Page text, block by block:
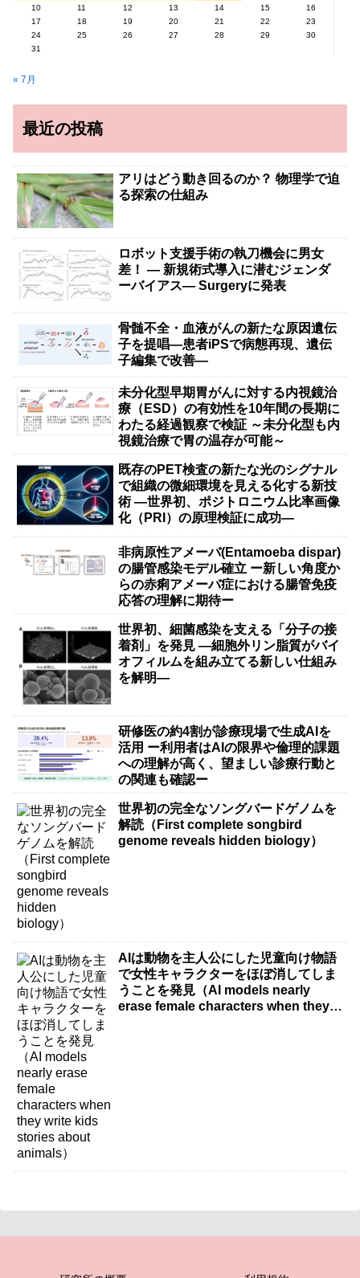
10
11 12 13 14 15
16
17
18 19 20 21 22
23
24
25 26 27 28 29
30
31
« 7月
最近の投稿
アリはどう動き回るのか？ 物理学で迫
る探索の仕組み
ロボット支援手術の執刀機会に男女
差！ — 新規術式導入に潜むジェンダ
ーバイアス— Surgeryに発表
骨髄不全・血液がんの新たな原因遺伝
子を提唱―患者iPSで病態再現、遺伝
子編集で改善―
未分化型早期胃がんに対する内視鏡治
療（ESD）の有効性を10年間の長期に
わたる経過観察で検証 ～未分化型も内
視鏡治療で胃の温存が可能～
既存のPET検査の新たな光のシグナル
で組織の微細環境を見える化する新技
術 ―世界初、ポジトロニウム比率画像
化（PRI）の原理検証に成功―
非病原性アメーバ(Entamoeba dispar)
の腸管感染モデル確立 ー新しい角度か
らの赤痢アメーバ症における腸管免疫
応答の理解に期待ー
世界初、細菌感染を支える「分子の接
着剤」を発見 ―細胞外リン脂質がバイ
オフィルムを組み立てる新しい仕組み
を解明―
研修医の約4割が診療現場で生成AIを
活用 ー利用者はAIの限界や倫理的課題
への理解が高く、望ましい診療行動と
の関連も確認ー
世界初の完全なソングバードゲノムを
解読（First complete songbird
genome reveals hidden biology）
AIは動物を主人公にした児童向け物語
で女性キャラクターをほぼ消してしま
うことを発見（AI models nearly
erase female characters when they